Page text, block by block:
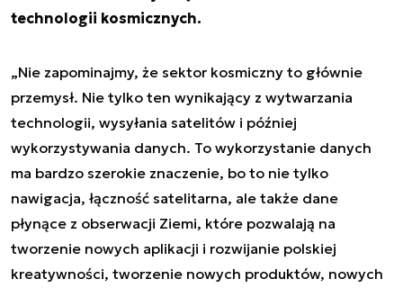
technologii kosmicznych.
„Nie zapominajmy, że sektor kosmiczny to głównie
przemysł. Nie tylko ten wynikający z wytwarzania
technologii, wysyłania satelitów i później
wykorzystywania danych. To wykorzystanie danych
ma bardzo szerokie znaczenie, bo to nie tylko
nawigacja, łączność satelitarna, ale także dane
płynące z obserwacji Ziemi, które pozwalają na
tworzenie nowych aplikacji i rozwijanie polskiej
kreatywności, tworzenie nowych produktów, nowych